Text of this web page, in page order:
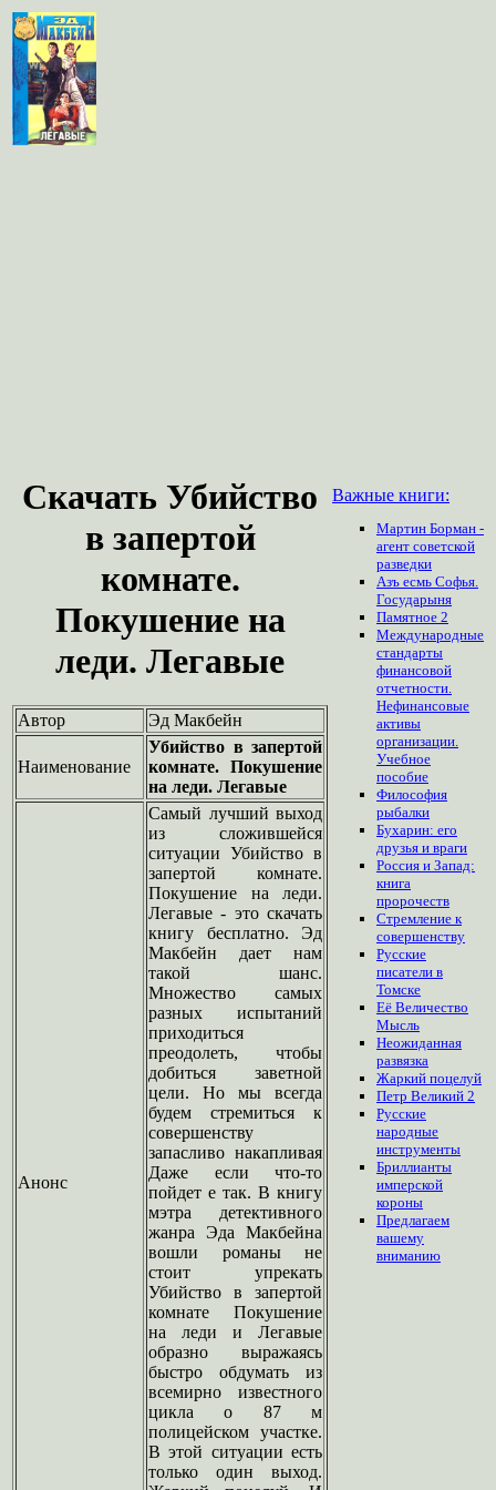
Скачать Убийство
в запертой
комнате.
Покушение на
леди. Легавые
Автор Эд Макбейн
Наименование
Убийство в запертой
комнате. Покушение
на леди. Легавые
Анонс
Самый лучший выход
из сложившейся
ситуации Убийство в
запертой комнате.
Покушение на леди.
Легавые - это скачать
книгу бесплатно. Эд
Макбейн дает нам
такой шанс.
Множество самых
разных испытаний
приходиться
преодолеть, чтобы
добиться заветной
цели. Но мы всегда
будем стремиться к
совершенству
запасливо накапливая
Даже если что-то
пойдет е так. В книгу
мэтра детективного
жанра Эда Макбейна
вошли романы не
стоит упрекать
Убийство в запертой
комнате Покушение
на леди и Легавые
образно выражаясь
быстро обдумать из
всемирно известного
цикла о 87 м
полицейском участке.
В этой ситуации есть
только один выход.
Важные книги:
Мартин Борман -
агент советской
разведки
Азъ есмь Софья.
Государыня
Памятное 2
Международные
стандарты
финансовой
отчетности.
Нефинансовые
активы
организации.
Учебное
пособие
Философия
рыбалки
Бухарин: его
друзья и враги
Россия и Запад:
книга
пророчеств
Стремление к
совершенству
Русские
писатели в
Томске
Её Величество
Мысль
Неожиданная
развязка
Жаркий поцелуй
Петр Великий 2
Русские
народные
инструменты
Бриллианты
имперской
короны
Предлагаем
вашему
вниманию